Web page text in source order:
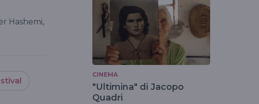
Hashemi,
CINEMA
"Ultimina" di Jacopo
Quadri